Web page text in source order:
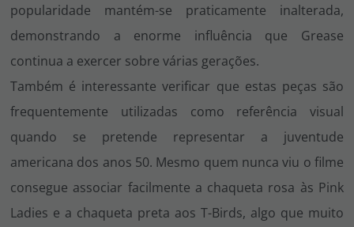
popularidade mantém-se praticamente inalterada,
demonstrando a enorme influência que Grease
continua a exercer sobre várias gerações.
Também é interessante verificar que estas peças são
frequentemente utilizadas como referência visual
quando se pretende representar a juventude
americana dos anos 50. Mesmo quem nunca viu o filme
consegue associar facilmente a chaqueta rosa às Pink
Ladies e a chaqueta preta aos T-Birds, algo que muito